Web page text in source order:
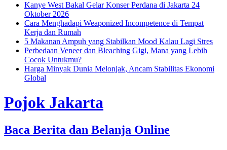
Kanye West Bakal Gelar Konser Perdana di Jakarta 24
Oktober 2026
Cara Menghadapi Weaponized Incompetence di Tempat
Kerja dan Rumah
5 Makanan Ampuh yang Stabilkan Mood Kalau Lagi Stres
Perbedaan Veneer dan Bleaching Gigi, Mana yang Lebih
Cocok Untukmu?
Harga Minyak Dunia Melonjak, Ancam Stabilitas Ekonomi
Global
Pojok Jakarta
Baca Berita dan Belanja Online